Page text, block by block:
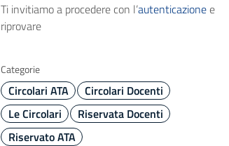
Ti invitiamo a procedere con l’autenticazionee
riprovare
Categorie
Circolari ATA
Circolari Docenti
Le Circolari
Riservata Docenti
Riservato ATA